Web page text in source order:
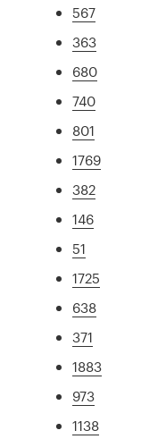
567
363
680
740
801
1769
382
146
51
1725
638
371
1883
973
1138